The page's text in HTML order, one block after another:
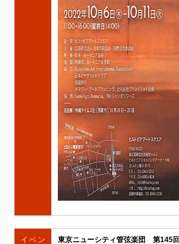
イベン
東京ニューシティ管弦楽団 第145